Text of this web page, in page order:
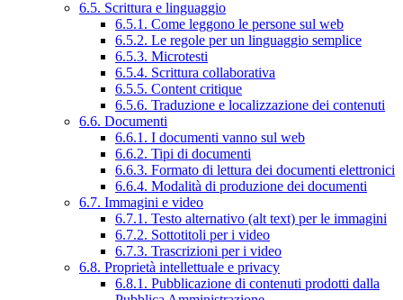
6.5. Scrittura e linguaggio
6.5.1. Come leggono le persone sul web
6.5.2. Le regole per un linguaggio semplice
6.5.3. Microtesti
6.5.4. Scrittura collaborativa
6.5.5. Content critique
6.5.6. Traduzione e localizzazione dei contenuti
6.6. Documenti
6.6.1. I documenti vanno sul web
6.6.2. Tipi di documenti
6.6.3. Formato di lettura dei documenti elettronici
6.6.4. Modalità di produzione dei documenti
6.7. Immagini e video
6.7.1. Testo alternativo (alt text) per le immagini
6.7.2. Sottotitoli per i video
6.7.3. Trascrizioni per i video
6.8. Proprietà intellettuale e privacy
6.8.1. Pubblicazione di contenuti prodotti dalla